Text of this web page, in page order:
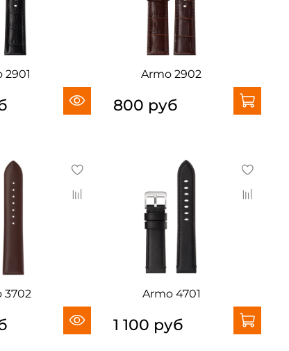
2901 Armo 2902
800 руб
3702 Armo 4701
1 100 руб